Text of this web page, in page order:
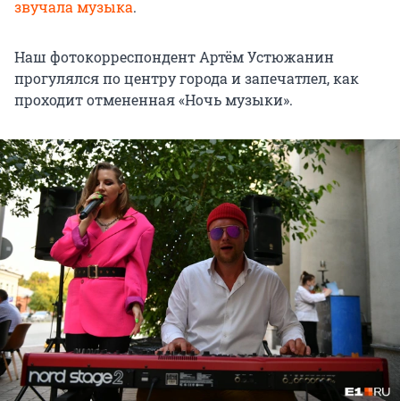
звучала музыка.
Наш фотокорреспондент Артём Устюжанин
прогулялся по центру города и запечатлел, как
проходит отмененная «Ночь музыки».